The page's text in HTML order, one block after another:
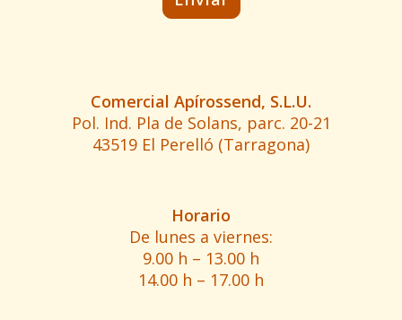
Comercial Apírossend, S.L.U.
Pol. Ind. Pla de Solans, parc. 20-21
43519 El Perelló (Tarragona)
Horario
De lunes a viernes:
9.00 h – 13.00 h
14.00 h – 17.00 h